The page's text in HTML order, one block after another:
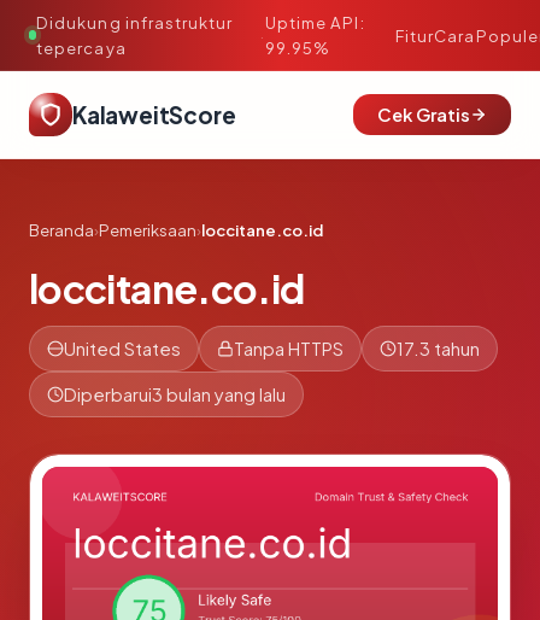
Didukung infrastruktur
tepercaya
·
Uptime API:
99.95%
FiturCara
KalaweitScore Cek Gratis
Beranda›Pemeriksaan›loccitane.co.id
loccitane.co.id
United States Tanpa HTTPS 17.3 tahun
Diperbarui3 bulan yang lalu